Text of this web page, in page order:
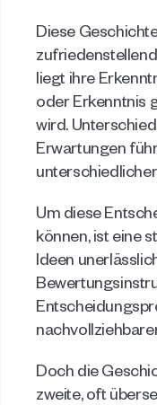
Diese
liegt ihre
oder Erkenntnis
wird.
Erwartungen
Um diese
können, ist eine
Ideen
Doch die
zweite, oft